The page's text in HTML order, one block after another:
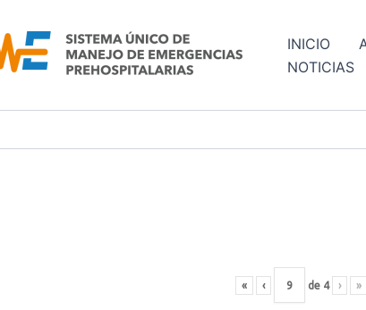
INICIO
NOTICIAS
« ‹ de 4 › »